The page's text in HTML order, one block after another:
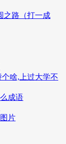
之路（打一成
啥,上过大学不
成语
片